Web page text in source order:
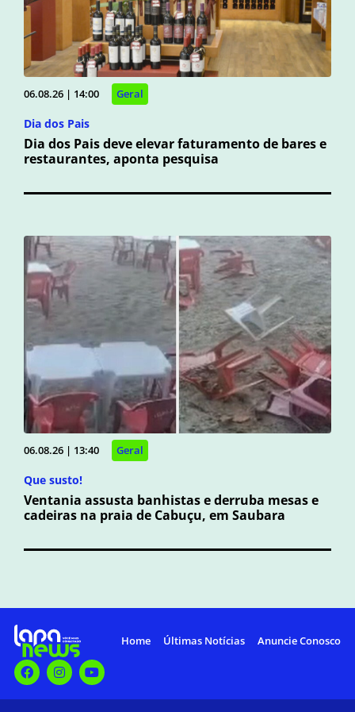
06.08.26 | 14:00 Geral
Dia dos Pais
Dia dos Pais deve elevar faturamento de bares e
restaurantes, aponta pesquisa
06.08.26 | 13:40 Geral
Que susto!
Ventania assusta banhistas e derruba mesas e
cadeiras na praia de Cabuçu, em Saubara
Home Últimas Notícias Anuncie Conosco